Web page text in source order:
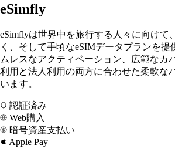
eSimfly
eSimflyは世界中を旅行する人々に向けて
く、そして手頃なeSIMデータプランを提
ムレスなアクティベーション、広範なカ
利用と法人利用の両方に合わせた柔軟な
います。
認証済み
Web購入
暗号資産支払い
Apple Pay